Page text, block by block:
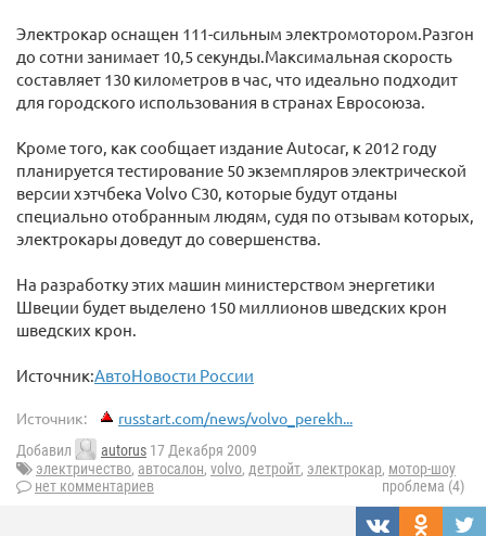
Электрокар оснащен 111-сильным электромотором.Разгон
до сотни занимает 10,5 секунды.Максимальная скорость
составляет 130 километров в час, что идеально подходит
для городского использования в странах Евросоюза.
Кроме того, как сообщает издание Autocar, к 2012 году
планируется тестирование 50 экземпляров электрической
версии хэтчбека Volvo C30, которые будут отданы
специально отобранным людям, судя по отзывам которых,
электрокары доведут до совершенства.
На разработку этих машин министерством энергетики
Швеции будет выделено 150 миллионов шведских крон
шведских крон.
Источник:АвтоНовости России
Источник: russtart.com/news/volvo_perekh...
Добавил autorus 17 Декабря 2009
электричество, автосалон, volvo, детройт, электрокар, мотор-шоу
нет комментариев
проблема (4)